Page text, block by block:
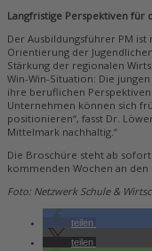
Langfristige Perspektiven für
Der Ausbildungsführer PM
Orientierung der
Stärkung der regionalen
Win-Win-Situation: Die
ihre beruflichen
Unternehmen können sich
positionieren“, fasst Dr.
Mittelmark nachhaltig.“
Die Broschüre steht ab
kommenden Wochen an
Foto: Netzwerk Schule &
teilen
teilen